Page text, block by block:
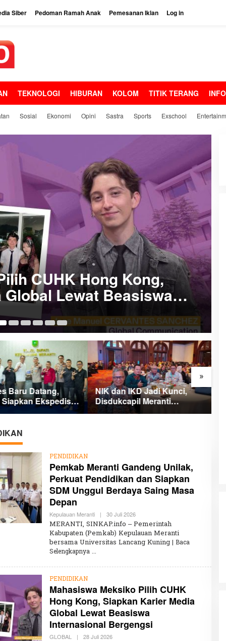
Siber Pedoman Ramah Anak Pemesanan Iklan Log in
TEKNOLOGI HIBURAN KOLOM TITIK TERANG
Sosial Ekonomi Opini Sastra Sports Exschool
CUHK Hong Kong,
Lewat Beasiswa
»
Baru Datang,
Siapkan Ekspedisi
Penuh Makna
NIK dan IKD Jadi Kunci,
Disdukcapil Meranti
Percepat Revolusi Layanan
PENDIDIKAN
Pemkab Meranti Gandeng Unilak,
Perkuat Pendidikan dan Siapkan
SDM Unggul Berdaya Saing Masa
Depan
Kepulauan Meranti | 30 Juli 2026O
L
E
H
K
N
I
S
A
MERANTI, SINKAP.info – Pemerintah
Kabupaten (Pemkab) Kepulauan Meranti
bersama Universitas Lancang Kuning | Baca
Selengkapnya
PENDIDIKAN
Mahasiswa Meksiko Pilih CUHK
Hong Kong, Siapkan Karier Media
Global Lewat Beasiswa
Internasional Bergengsi
GLOBAL | 28 Juli 2026O